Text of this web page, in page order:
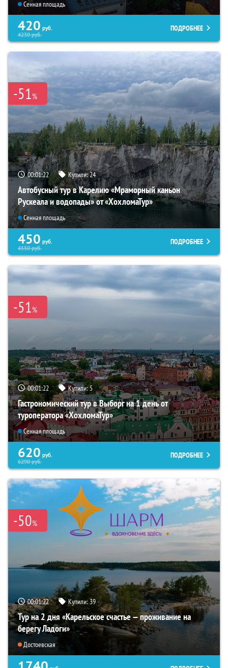
Сенная площадь
420 руб.
4230руб.
ПОДРОБНЕЕ
-51%
00:01:21 Купили:24
Автобусный тур в Карелию «Мраморный каньон
Рускеала и водопады» от «ХохломаТур»
Сенная площадь
450 руб.
4550руб.
ПОДРОБНЕЕ
-51%
00:01:21 Купили:5
Гастрономический тур в Выборг на 1 день от
туроператора «ХохломаТур»
Сенная площадь
620 руб.
6290руб.
ПОДРОБНЕЕ
-50%
00:01:21 Купили:39
Тур на 2 дня «Карельское счастье — проживание на
берегу Ладоги»
Достоевская